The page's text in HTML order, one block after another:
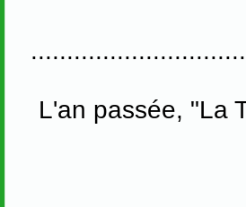
L'an passée, "La